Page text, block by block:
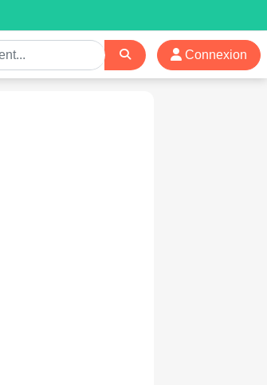
Connexion